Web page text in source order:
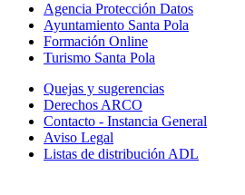
Agencia Protección Datos
Ayuntamiento Santa Pola
Formación Online
Turismo Santa Pola
Quejas y sugerencias
Derechos ARCO
Contacto - Instancia General
Aviso Legal
Listas de distribución ADL